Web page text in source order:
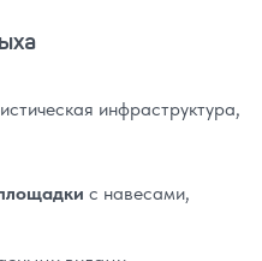
инфраструктура,
с навесами,